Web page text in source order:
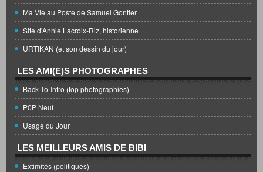
Ma Vie au Poste de Samuel Gontier
Site d'Annie Lacroix-Riz, historienne
URTIKAN (et son dessin du jour)
LES AMI(E)S PHOTOGRAPHES
Back-To-Intro (top photographies)
P0P Neuf
Usage du Jour
LES MEILLEURS AMIS DE BIBI
Extimités (politiques)